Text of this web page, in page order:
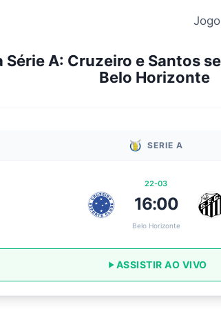
A: Cruzeiro e Santos
Belo Horizonte
SERIE A
22-03
16:00
Belo Horizonte
ASSISTIR AO VIVO